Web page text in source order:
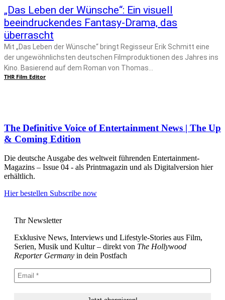
„Das Leben der Wünsche“: Ein visuell
beeindruckendes Fantasy-Drama, das
überrascht
Mit „Das Leben der Wünsche“ bringt Regisseur Erik Schmitt eine
der ungewöhnlichsten deutschen Filmproduktionen des Jahres ins
Kino. Basierend auf dem Roman von Thomas...
THR Film Editor
The Definitive Voice of Entertainment News | The Up
& Coming Edition
Die deutsche Ausgabe des weltweit führenden Entertainment-
Magazins – Issue 04 - als Printmagazin und als Digitalversion hier
erhältlich.
Hier bestellen Subscribe now
Thr Newsletter
Exklusive News, Interviews und Lifestyle-Stories aus Film,
Serien, Musik und Kultur – direkt von The Hollywood
Reporter Germany in dein Postfach